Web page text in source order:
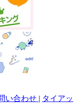
い合わせ | タイアッ